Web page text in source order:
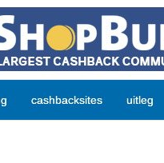
cashbacksites uitleg